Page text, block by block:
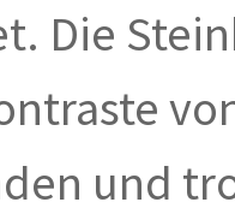
Die
und